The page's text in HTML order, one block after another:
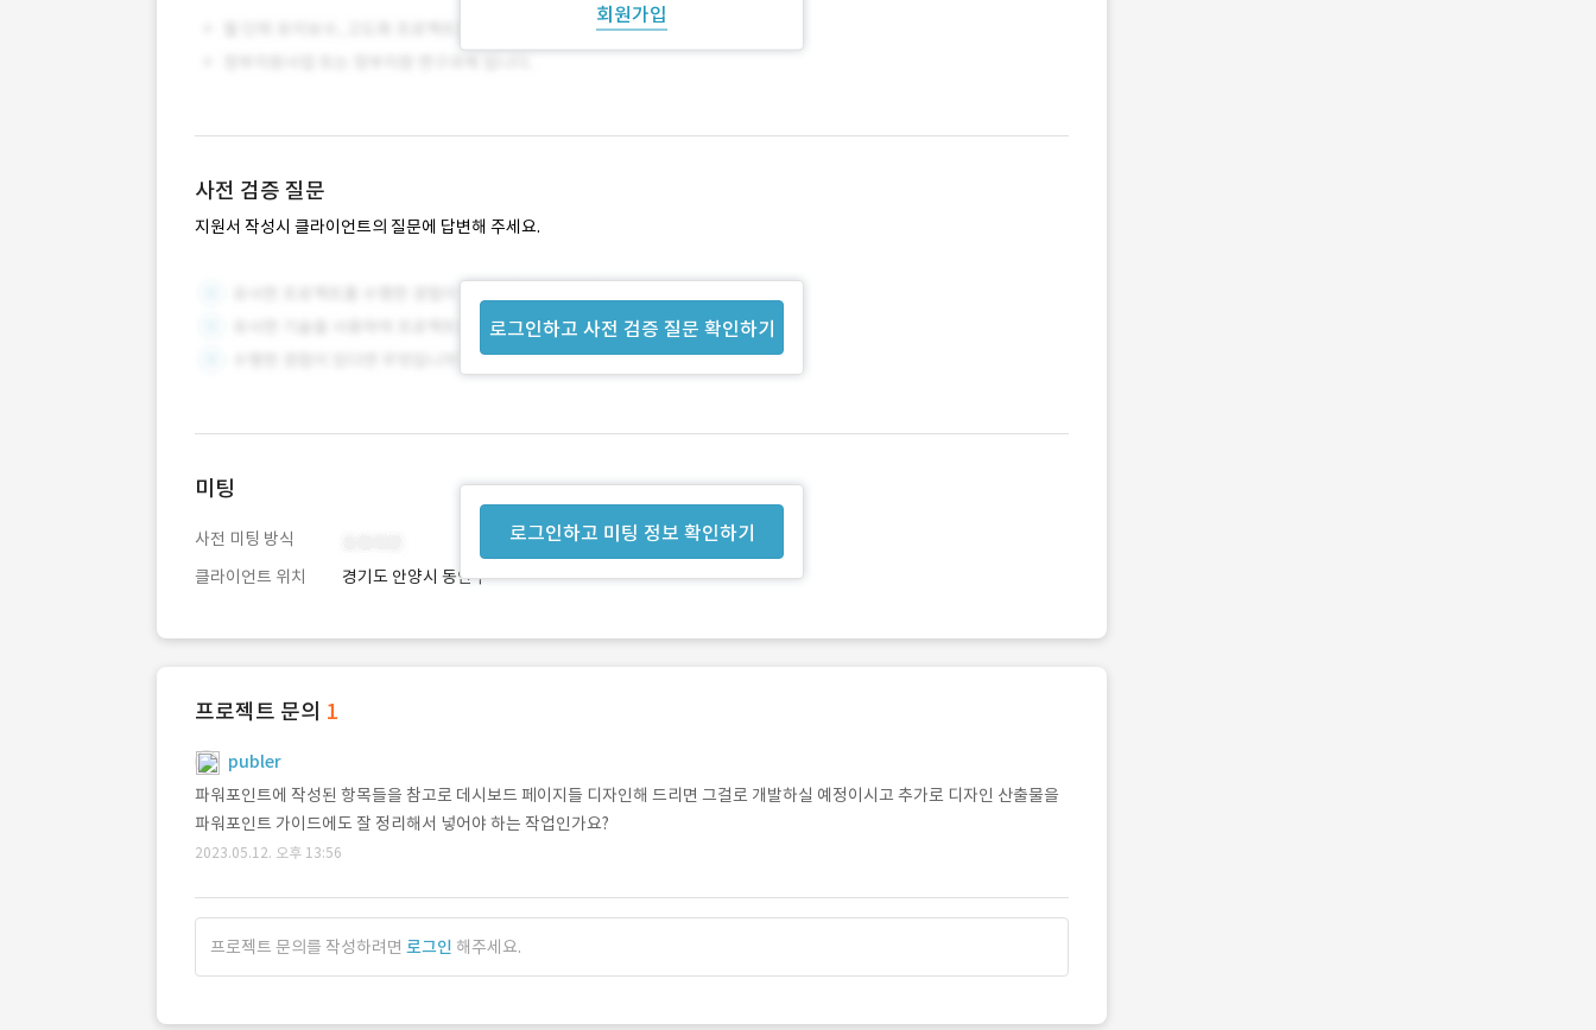
회원가입
사전 검증 질문
지원서 작성시 클라이언트의 질문에 답변해 주세요.
로그인하고 사전 검증 질문 확인하기
로그인하고 미팅 정보 확인하기
미팅
사전 미팅 방식
클라이언트 위치
경기도 안양시 동안구
프로젝트 문의 1
publer
파워포인트에 작성된 항목들을 참고로 데시보드 페이지들 디자인해 드리면 그걸로 개발하실 예정이시고 추가로 디자인 산출물을
파워포인트 가이드에도 잘 정리해서 넣어야 하는 작업인가요?
2023.05.12. 오후 13:56
프로젝트 문의를 작성하려면 로그인 해주세요.